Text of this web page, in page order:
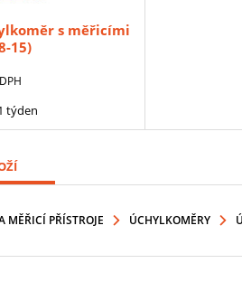
s měřicími
15)
týden
MĚŘICÍ PŘÍSTROJE ÚCHYLKOMĚRY